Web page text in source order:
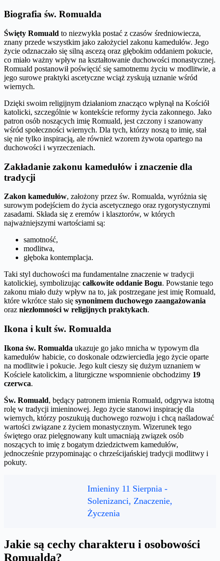
Biografia św. Romualda
Święty Romuald to niezwykła postać z czasów średniowiecza,
znany przede wszystkim jako założyciel zakonu kamedułów. Jego
życie odznaczało się silną ascezą oraz głębokim oddaniem pokucie,
co miało ważny wpływ na kształtowanie duchowości monastycznej.
Romuald postanowił poświęcić się samotnemu życiu w modlitwie, a
jego surowe praktyki ascetyczne wciąż zyskują uznanie wśród
wiernych.
Dzięki swoim religijnym działaniom znacząco wpłynął na Kościół
katolicki, szczególnie w kontekście reformy życia zakonnego. Jako
patron osób noszących imię Romuald, jest czczony i szanowany
wśród społeczności wiernych. Dla tych, którzy noszą to imię, stał
się nie tylko inspiracją, ale również wzorem żywota opartego na
duchowości i wyrzeczeniach.
Zakładanie zakonu kamedułów i znaczenie dla
tradycji
Zakon kamedułów, założony przez św. Romualda, wyróżnia się
surowym podejściem do życia ascetycznego oraz rygorystycznymi
zasadami. Składa się z eremów i klasztorów, w których
najważniejszymi wartościami są:
samotność,
modlitwa,
głęboka kontemplacja.
Taki styl duchowości ma fundamentalne znaczenie w tradycji
katolickiej, symbolizując całkowite oddanie Bogu. Powstanie tego
zakonu miało duży wpływ na to, jak postrzegane jest imię Romuald,
które wkrótce stało się synonimem duchowego zaangażowania
oraz niezłomności w religijnych praktykach.
Ikona i kult św. Romualda
Ikona św. Romualda ukazuje go jako mnicha w typowym dla
kamedułów habicie, co doskonale odzwierciedla jego życie oparte
na modlitwie i pokucie. Jego kult cieszy się dużym uznaniem w
Kościele katolickim, a liturgiczne wspomnienie obchodzimy 19
czerwca.
Św. Romuald, będący patronem imienia Romuald, odgrywa istotną
rolę w tradycji imieninowej. Jego życie stanowi inspirację dla
wiernych, którzy poszukują duchowego rozwoju i chcą naśladować
wartości związane z życiem monastycznym. Wizerunek tego
świętego oraz pielęgnowany kult umacniają związek osób
noszących to imię z bogatym dziedzictwem kamedułów,
jednocześnie przypominając o chrześcijańskiej tradycji modlitwy i
pokuty.
Imieniny 11 Sierpnia -
Solenizanci, Znaczenie,
Życzenia
Jakie są cechy charakteru i osobowości
Romualda?